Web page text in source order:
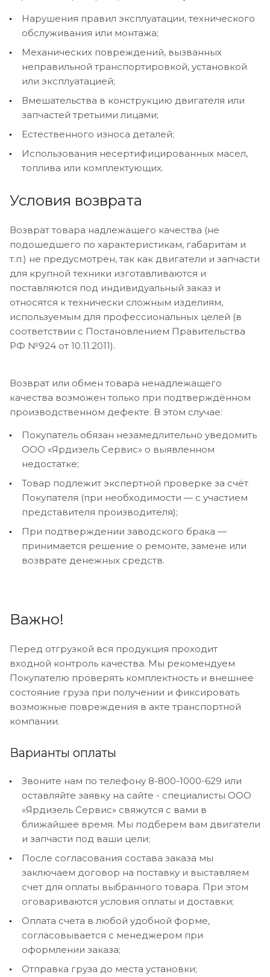
Нарушения правил эксплуатации, технического
обслуживания или монтажа;
Механических повреждений, вызванных
неправильной транспортировкой, установкой
или эксплуатацией;
Вмешательства в конструкцию двигателя или
запчастей третьими лицами;
Естественного износа деталей;
Использования несертифицированных масел,
топлива или комплектующих.
Условия возврата
Возврат товара надлежащего качества (не
подошедшего по характеристикам, габаритам и
т.п.) не предусмотрен, так как двигатели и запчасти
для крупной техники изготавливаются и
поставляются под индивидуальный заказ и
относятся к технически сложным изделиям,
используемым для профессиональных целей (в
соответствии с Постановлением Правительства
РФ №924 от 10.11.2011).
Возврат или обмен товара ненадлежащего
качества возможен только при подтверждённом
производственном дефекте. В этом случае:
Покупатель обязан незамедлительно уведомить
ООО «Ярдизель Сервис» о выявленном
недостатке;
Товар подлежит экспертной проверке за счёт
Покупателя (при необходимости — с участием
представителя производителя);
При подтверждении заводского брака —
принимается решение о ремонте, замене или
возврате денежных средств.
Важно!
Перед отгрузкой вся продукция проходит
входной контроль качества. Мы рекомендуем
Покупателю проверять комплектность и внешнее
состояние груза при получении и фиксировать
возможные повреждения в акте транспортной
компании.
Варианты оплаты
Звоните нам по телефону 8-800-1000-629 или
оставляйте заявку на сайте - специалисты ООО
«Ярдизель Сервис» свяжутся с вами в
ближайшее время. Мы подберем вам двигатели
и запчасти под ваши цели;
После согласования состава заказа мы
заключаем договор на поставку и выставляем
счет для оплаты выбранного товара. При этом
оговариваются условия оплаты и доставки;
Оплата счета в любой удобной форме,
согласовывается с менеджером при
оформлении заказа;
Отправка груза до места установки;